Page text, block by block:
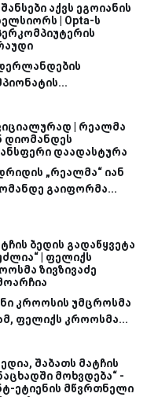
აქვს ეგოიანის
| Opta-ს
| რეალმა
დიომანდეს
დაადასტურა
„რეალმა“ იან
გაიფორმა...
ბედის გადაწყვეტა
| ფელიქს
ზივზივაძე
კროოსის უმცროსმა
ფელიქს კროოსმა...
შაბათს მატჩის
მოხვდება“ -
ეტიენის მწვრთნელი